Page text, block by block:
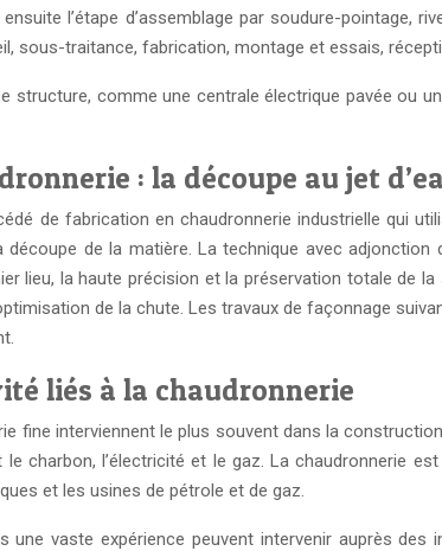
l’étape d’assemblage par soudure-pointage,
sous-traitance, fabrication, montage et essais,
structure, comme une centrale électrique pavée ou
: la découpe au jet
de fabrication en chaudronnerie industrielle qui
de la matière. La technique avec
lieu, la haute précision et la préservation totale de
de la chute. Les travaux de façonnage
liés à la chaudronnerie
fine interviennent le plus souvent dans la
charbon, l’électricité et le gaz. La chaudronnerie
et les usines de pétrole et de gaz.
une vaste expérience peuvent intervenir auprès